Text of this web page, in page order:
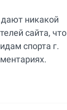
никакой
сайта, что
спорта г.